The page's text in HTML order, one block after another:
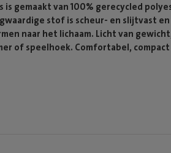
gemaakt van 100% gerecycled
stof is scheur- en slijtvast en
naar het lichaam. Licht van
of speelhoek. Comfortabel, compact